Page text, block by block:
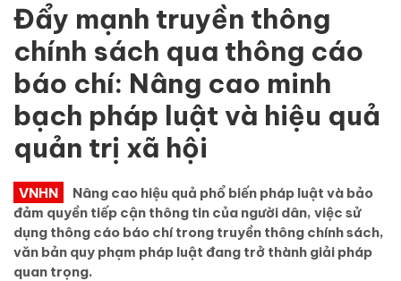
Đẩy mạnh truyền thông
chính sách qua thông cáo
báo chí: Nâng cao minh
bạch pháp luật và hiệu quả
quản trị xã hội
VNHN
Nâng cao hiệu quả phổ biến pháp luật và bảo
đảm quyền tiếp cận thông tin của người dân, việc sử
dụng thông cáo báo chí trong truyền thông chính sách,
văn bản quy phạm pháp luật đang trở thành giải pháp
quan trọng.